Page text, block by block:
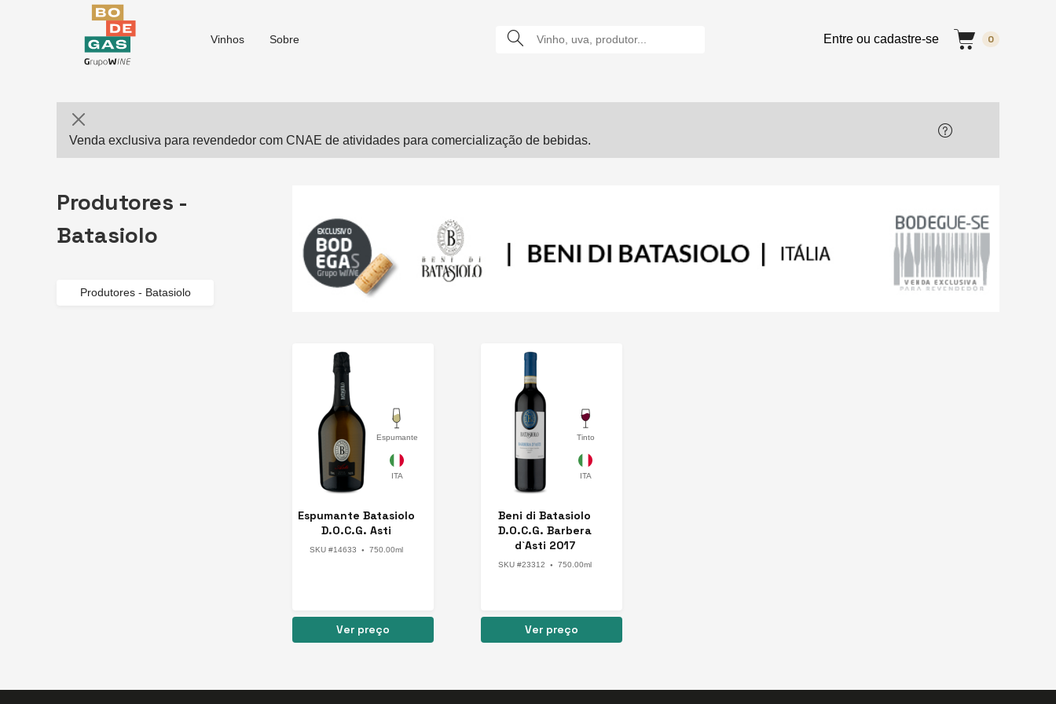
Vinhos Sobre Entre ou cadastre-se 0
Venda exclusiva para revendedor com CNAE de atividades para comercialização de bebidas.
Produtores -
Batasiolo
Produtores - Batasiolo
Espumante
Espumante Batasiolo
D.O.C.G. Asti
SKU #14633 ● 750.00ml
Ver preço
Tinto
Beni di Batasiolo
D.O.C.G. Barbera
d`Asti 2017
SKU #23312 ● 750.00ml
Ver preço